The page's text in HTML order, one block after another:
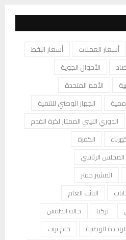
أسعار العملات
أسعار النفط
الأحوال الجوية
الأمم المتحدة
الجهاز الوطني للتنمية
الدوري الليبي الممتاز لكرة القدم
الكفرة
المجلس الرئاسي
المشير حفتر
النائب العام
تركيا
حالة الطقس
الوطنية
خام برنت